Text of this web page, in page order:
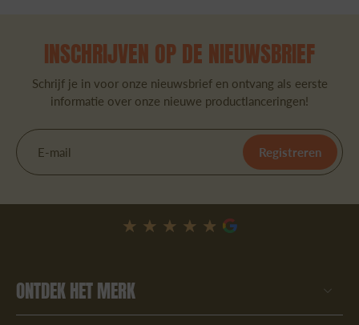
INSCHRIJVEN OP DE NIEUWSBRIEF
Schrijf je in voor onze nieuwsbrief en ontvang als eerste
informatie over onze nieuwe productlanceringen!
E-mail Registreren
★★★★★
★★★★★
ONTDEK HET MERK